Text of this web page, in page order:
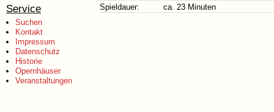
Service
Suchen
Kontakt
Impressum
Datenschutz
Historie
Opernhäuser
Veranstaltungen
Spieldauer:
ca. 23 Minuten